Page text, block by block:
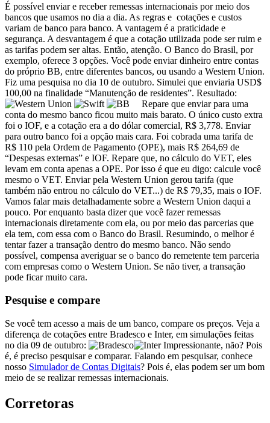
É possível enviar e receber remessas internacionais por meio dos
bancos que usamos no dia a dia. As regras e cotações e custos
variam de banco para banco. A vantagem é a praticidade e
segurança. A desvantagem é que a cotação utilizada pode ser ruim e
as tarifas podem ser altas. Então, atenção. O Banco do Brasil, por
exemplo, oferece 3 opções. Você pode enviar dinheiro entre contas
do próprio BB, entre diferentes bancos, ou usando a Western Union.
Fiz uma pesquisa no dia 10 de outubro. Simulei que enviaria USD$
100,00 na finalidade “Manutenção de residentes”. Resultado:
Repare que enviar para uma
conta do mesmo banco ficou muito mais barato. O único custo extra
foi o IOF, e a cotação era a do dólar comercial, R$ 3,778. Enviar
para outro banco foi a opção mais cara. Foi cobrada uma tarifa de
R$ 110 pela Ordem de Pagamento (OPE), mais R$ 264,69 de
“Despesas externas” e IOF. Repare que, no cálculo do VET, eles
levam em conta apenas a OPE. Por isso é que eu digo: calcule você
mesmo o VET. Enviar pela Western Union gerou tarifa (que
também não entrou no cálculo do VET...) de R$ 79,35, mais o IOF.
Vamos falar mais detalhadamente sobre a Western Union daqui a
pouco. Por enquanto basta dizer que você fazer remessas
internacionais diretamente com ela, ou por meio das parcerias que
ela tem, com essa com o Banco do Brasil. Resumindo, o melhor é
tentar fazer a transação dentro do mesmo banco. Não sendo
possível, compensa averiguar se o banco do remetente tem parceria
com empresas como o Western Union. Se não tiver, a transação
pode ficar muito cara.
Pesquise e compare
Se você tem acesso a mais de um banco, compare os preços. Veja a
diferença de cotações entre Bradesco e Inter, em simulações feitas
no dia 09 de outubro:
Impressionante, não? Pois
é, é preciso pesquisar e comparar. Falando em pesquisar, conhece
nosso Simulador de Contas Digitais? Pois é, elas podem ser um bom
meio de se realizar remessas internacionais.
Corretoras